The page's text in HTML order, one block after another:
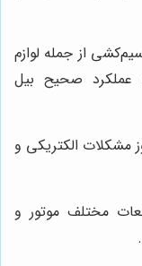
از جمله لوازم
عملکرد صحیح بیل
مشکلات الکتریکی و
مختلف موتور و